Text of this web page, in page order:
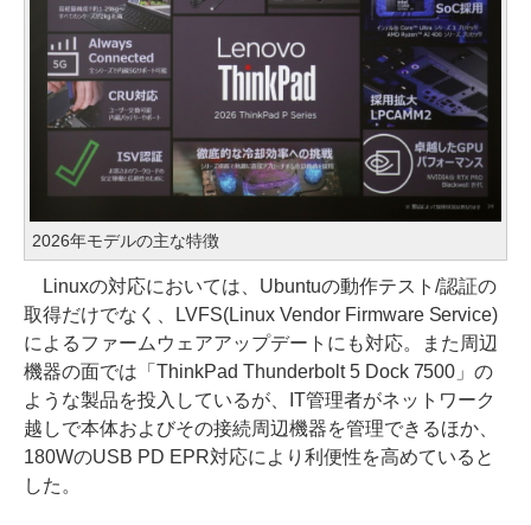
2026年モデルの主な特徴
Linuxの対応においては、Ubuntuの動作テスト/認証の
取得だけでなく、LVFS(Linux Vendor Firmware Service)
によるファームウェアアップデートにも対応。また周辺
機器の面では「ThinkPad Thunderbolt 5 Dock 7500」の
ような製品を投入しているが、IT管理者がネットワーク
越しで本体およびその接続周辺機器を管理できるほか、
180WのUSB PD EPR対応により利便性を高めていると
した。